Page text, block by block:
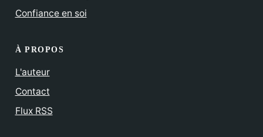
Confiance en soi
À PROPOS
L'auteur
Contact
Flux RSS